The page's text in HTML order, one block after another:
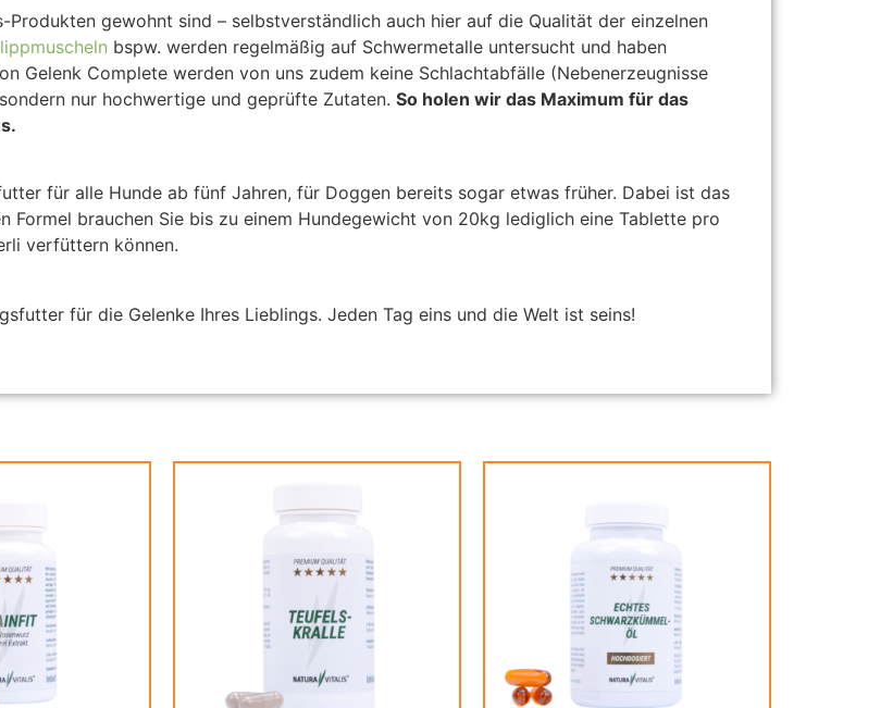
Produkten gewohnt sind – selbstverständlich auch hier auf die Qualität der einzelnen
bspw. werden regelmäßig auf Schwermetalle untersucht und haben
Gelenk Complete werden von uns zudem keine Schlachtabfälle (Nebenerzeugnisse
nur hochwertige und geprüfte Zutaten. So holen wir das Maximum für das
für alle Hunde ab fünf Jahren, für Doggen bereits sogar etwas früher. Dabei ist das
Formel brauchen Sie bis zu einem Hundegewicht von 20kg lediglich eine Tablette pro
verfüttern können.
für die Gelenke Ihres Lieblings. Jeden Tag eins und die Welt ist seins!